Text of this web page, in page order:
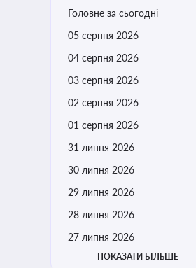
Головне за сьогодні
05 серпня 2026
04 серпня 2026
03 серпня 2026
02 серпня 2026
01 серпня 2026
31 липня 2026
30 липня 2026
29 липня 2026
28 липня 2026
27 липня 2026
ПОКАЗАТИ БІЛЬШЕ